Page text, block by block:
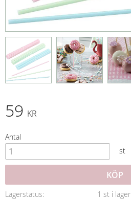
59 KR
Antal
st
KÖP
Lagerstatus
1 st i lager